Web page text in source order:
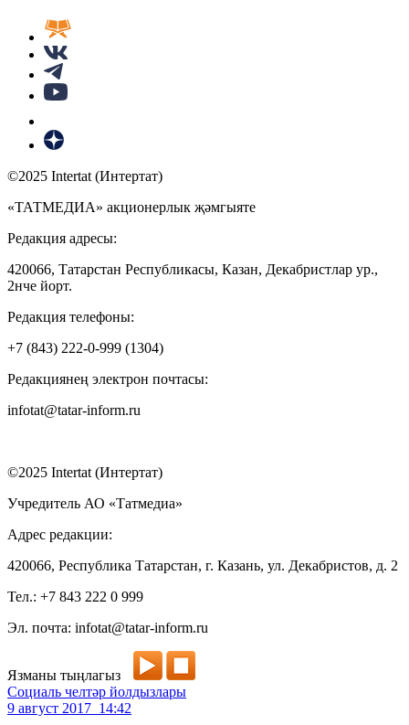
©2025 Intertat (Интертат)
«ТАТМЕДИА» акционерлык җәмгыяте
Редакция адресы:
420066, Татарстан Республикасы, Казан, Декабристлар ур.,
2нче йорт.
Редакция телефоны:
+7 (843) 222-0-999 (1304)
Редакциянең электрон почтасы:
infotat@tatar-inform.ru
©2025 Intertat (Интертат)
Учредитель АО «Татмедиа»
Адрес редакции:
420066, Республика Татарстан, г. Казань, ул. Декабристов, д. 2
Тел.: +7 843 222 0 999
Эл. почта: infotat@tatar-inform.ru
Язманы тыңлагыз
Социаль челтәр йолдызлары
9 август 2017 14:42